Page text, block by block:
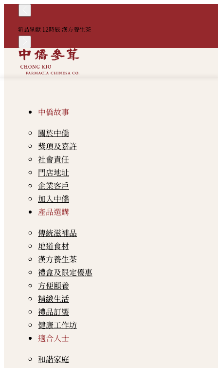
新品呈獻 12時辰 漢方養生茶
中僑故事
關於中僑
獎項及嘉許
社會責任
門店地址
企業客戶
加入中僑
產品選購
傳統滋補品
地道食材
漢方養生茶
禮盒及限定優惠
方便頤養
精緻生活
禮品訂製
健康工作坊
適合人士
和諧家庭